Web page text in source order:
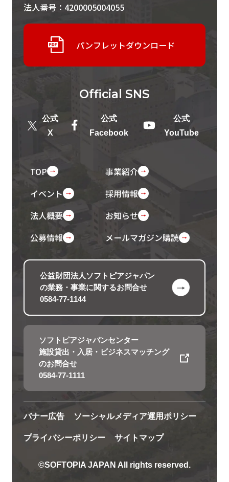
法人番号：4200005004055
パンフレットダウンロード
Official SNS
公式
X
公式
Facebook
公式
YouTube
TOP
事業紹介
イベント
採用情報
法人概要
お知らせ
公募情報
メールマガジン購読
公益財団法人ソフトピアジャパン
の業務・事業に関するお問合せ
0584-77-1144
ソフトピアジャパンセンター
施設貸出・入居・ビジネスマッチング
のお問合せ
0584-77-1111
©SOFTOPIA JAPAN All rights reserved.
バナー広告 ソーシャルメディア運用ポリシー
プライバシーポリシー サイトマップ